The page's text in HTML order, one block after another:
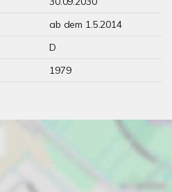
ab dem 1.5.2014
D
1979